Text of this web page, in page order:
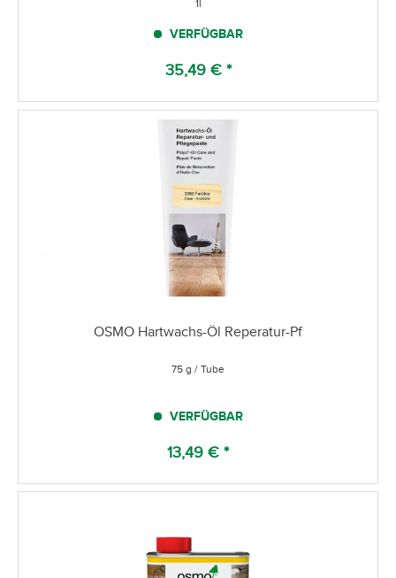
1l
VERFÜGBAR
35,49 € *
OSMO Hartwachs-Öl Reperatur-Pf
75 g / Tube
VERFÜGBAR
13,49 € *